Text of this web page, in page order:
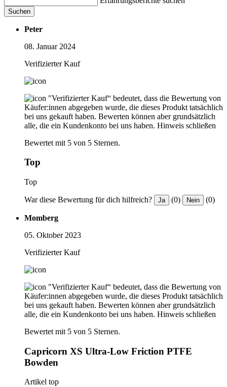
Suchen
Peter
08. Januar 2024
Verifizierter Kauf
"Verifizierter Kauf“ bedeutet, dass die Bewertung von
Käufer:innen abgegeben wurde, die dieses Produkt tatsächlich
bei uns gekauft haben. Bewerten können aber grundsätzlich
alle, die ein Kundenkonto bei uns haben. Hinweis schließen
Bewertet mit 5 von 5 Sternen.
Top
Top
War diese Bewertung für dich hilfreich? Ja (0) Nein (0)
Momberg
05. Oktober 2023
Verifizierter Kauf
"Verifizierter Kauf“ bedeutet, dass die Bewertung von
Käufer:innen abgegeben wurde, die dieses Produkt tatsächlich
bei uns gekauft haben. Bewerten können aber grundsätzlich
alle, die ein Kundenkonto bei uns haben. Hinweis schließen
Bewertet mit 5 von 5 Sternen.
Capricorn XS Ultra-Low Friction PTFE
Bowden
Artikel top